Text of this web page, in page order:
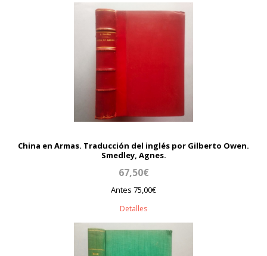
China en Armas. Traducción del inglés por Gilberto Owen.
Smedley, Agnes.
67,50€
Antes 75,00€
Detalles